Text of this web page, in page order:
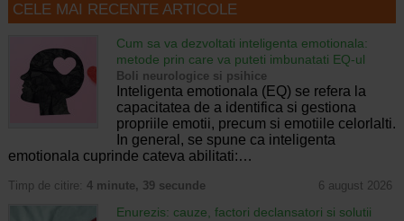
CELE MAI RECENTE ARTICOLE
Cum sa va dezvoltati inteligenta emotionala:
metode prin care va puteti imbunatati EQ-ul
Boli neurologice si psihice
Inteligenta emotionala (EQ) se refera la
capacitatea de a identifica si gestiona
propriile emotii, precum si emotiile celorlalti.
In general, se spune ca inteligenta
emotionala cuprinde cateva abilitati:…
Timp de citire: 4 minute, 39 secunde 6 august 2026
Enurezis: cauze, factori declansatori si solutii